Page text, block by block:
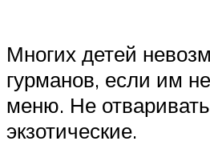
Многих детей
гурманов, если им
меню. Не
экзотические.